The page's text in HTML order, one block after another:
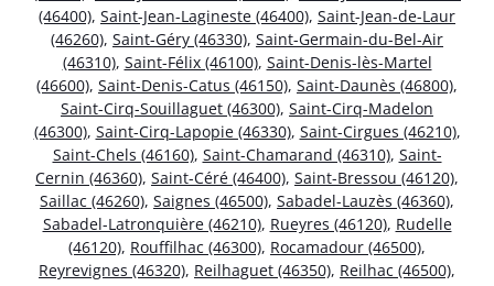
(46400), Saint-Jean-Lagineste (46400), Saint-Jean-de-Laur
(46260), Saint-Géry (46330), Saint-Germain-du-Bel-Air
(46310), Saint-Félix (46100), Saint-Denis-lès-Martel
(46600), Saint-Denis-Catus (46150), Saint-Daunès (46800),
Saint-Cirq-Souillaguet (46300), Saint-Cirq-Madelon
(46300), Saint-Cirq-Lapopie (46330), Saint-Cirgues (46210),
Saint-Chels (46160), Saint-Chamarand (46310), Saint-
Cernin (46360), Saint-Céré (46400), Saint-Bressou (46120),
Saillac (46260), Saignes (46500), Sabadel-Lauzès (46360),
Sabadel-Latronquière (46210), Rueyres (46120), Rudelle
(46120), Rouffilhac (46300), Rocamadour (46500),
Reyrevignes (46320), Reilhaguet (46350), Reilhac (46500),